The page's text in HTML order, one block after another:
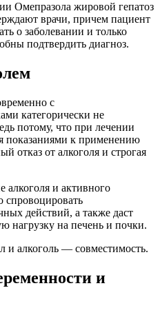
Омепразола жировой гепатоз
врачи, причем пациент
о заболевании и только
подтвердить диагноз.
с
категорически не
потому, что при лечении
показаниями к применению
отказ от алкоголя и строгая
алкоголя и активного
спровоцировать
действий, а также даст
нагрузку на печень и почки.
и алкоголь — совместимость.
и